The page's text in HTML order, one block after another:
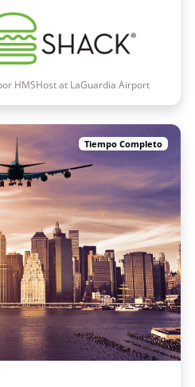
HMSHost at LaGuardia Airport
Tiempo Completo